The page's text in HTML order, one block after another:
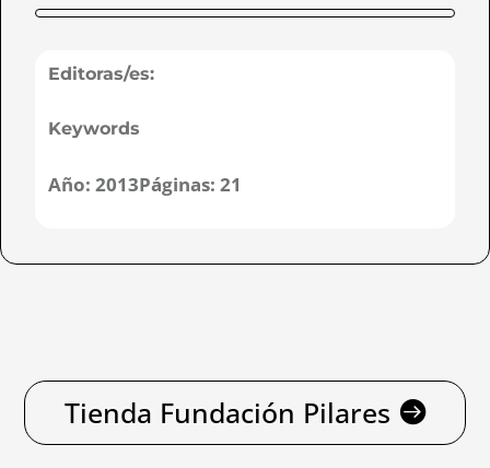
Editoras/es:
Keywords
Año: 2013Páginas: 21
Tienda Fundación Pilares